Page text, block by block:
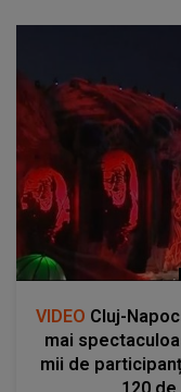
VIDEO Cluj-
mai
mii de